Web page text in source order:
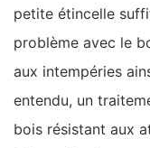
petite étincelle
problème avec le
aux intempéries
entendu, un
bois résistant aux